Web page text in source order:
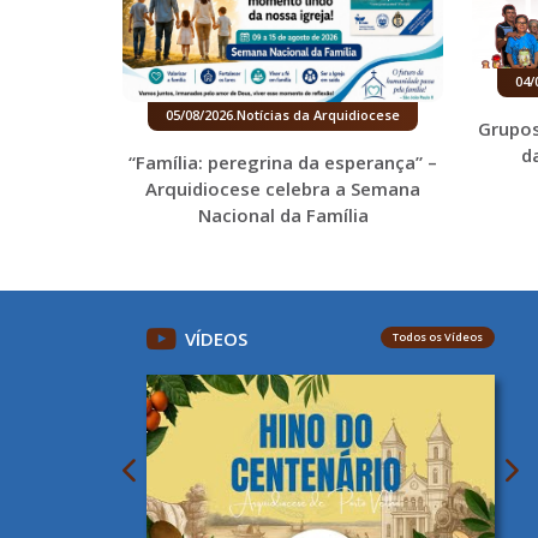
05/08/2026 Notícias da Arquidiocese
“Família: peregrina da esperança” –
Arquidiocese celebra a Semana
Nacional da Família
04/
VÍDEOS Todos os Vídeos